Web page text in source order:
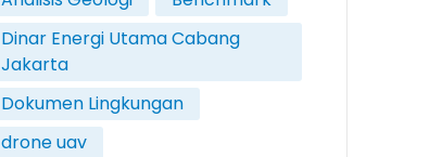
Dinar Energi Utama Cabang
Jakarta
Dokumen Lingkungan
drone uav